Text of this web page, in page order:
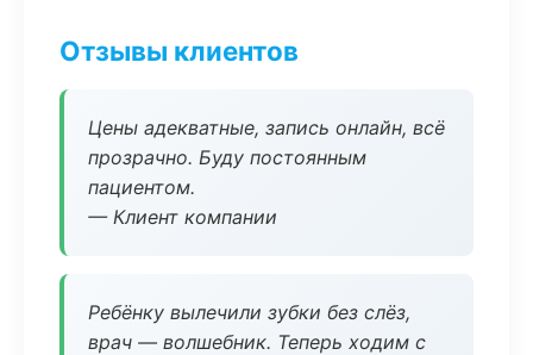
Отзывы клиентов
Цены адекватные, запись онлайн, всё
прозрачно. Буду постоянным
пациентом.
— Клиент компании
Ребёнку вылечили зубки без слёз,
врач — волшебник. Теперь ходим с